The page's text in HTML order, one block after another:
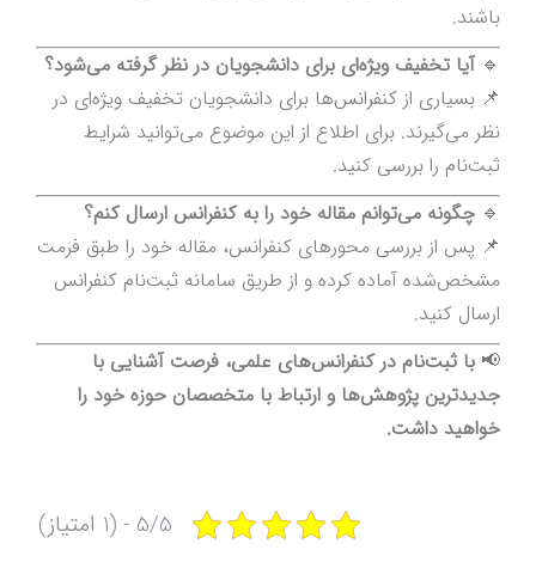
باشند.
🔹آیا تخفیف ویژه‌ای برای دانشجویان در نظر گرفته می‌شود؟
📌 بسیاری از کنفرانس‌ها برای دانشجویان تخفیف ویژه‌ای در
نظر می‌گیرند. برای اطلاع از این موضوع می‌توانید شرایط
ثبت‌نام را بررسی کنید.
🔹 چگونه می‌توانم مقاله خود را به کنفرانس ارسال کنم؟
📌 پس از بررسی محورهای کنفرانس، مقاله خود را طبق فرمت
مشخص‌شده آماده کرده و از طریق سامانه ثبت‌نام کنفرانس
ارسال کنید.
📢 با ثبت‌نام در کنفرانس‌های علمی، فرصت آشنایی با
جدیدترین پژوهش‌ها و ارتباط با متخصصان حوزه خود را
خواهید داشت.
5/5 - (1 امتیاز)